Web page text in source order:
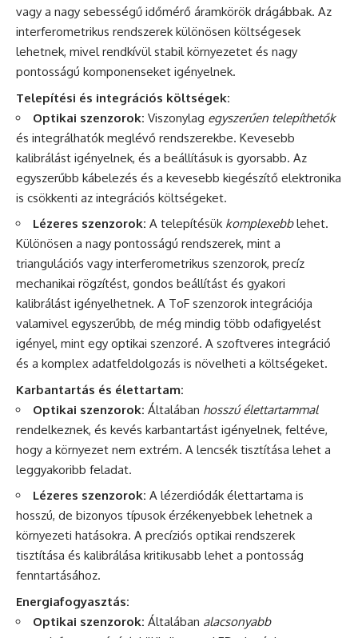
vagy a nagy sebességű időmérő áramkörök drágábbak. Az
interferometrikus rendszerek különösen költségesek
lehetnek, mivel rendkívül stabil környezetet és nagy
pontosságú komponenseket igényelnek.
Telepítési és integrációs költségek:
Optikai szenzorok: Viszonylag egyszerűen telepíthetők
és integrálhatók meglévő rendszerekbe. Kevesebb
kalibrálást igényelnek, és a beállításuk is gyorsabb. Az
egyszerűbb kábelezés és a kevesebb kiegészítő elektronika
is csökkenti az integrációs költségeket.
Lézeres szenzorok: A telepítésük komplexebblehet.
Különösen a nagy pontosságú rendszerek, mint a
triangulációs vagy interferometrikus szenzorok, precíz
mechanikai rögzítést, gondos beállítást és gyakori
kalibrálást igényelhetnek. A ToF szenzorok integrációja
valamivel egyszerűbb, de még mindig több odafigyelést
igényel, mint egy optikai szenzoré. A szoftveres integráció
és a komplex adatfeldolgozás is növelheti a költségeket.
Karbantartás és élettartam:
Optikai szenzorok: Általában hosszú élettartammal
rendelkeznek, és kevés karbantartást igényelnek, feltéve,
hogy a környezet nem extrém. A lencsék tisztítása lehet a
leggyakoribb feladat.
Lézeres szenzorok: A lézerdiódák élettartama is
hosszú, de bizonyos típusok érzékenyebbek lehetnek a
környezeti hatásokra. A precíziós optikai rendszerek
tisztítása és kalibrálása kritikusabb lehet a pontosság
fenntartásához.
Energiafogyasztás:
Optikai szenzorok: Általában alacsonyabb